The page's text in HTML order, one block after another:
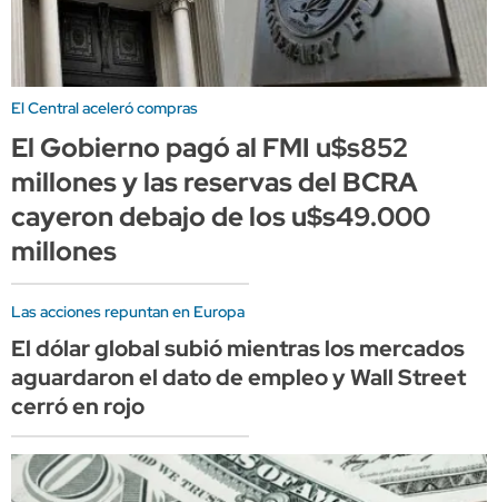
El Central aceleró compras
El Gobierno pagó al FMI u$s852
millones y las reservas del BCRA
cayeron debajo de los u$s49.000
millones
Las acciones repuntan en Europa
El dólar global subió mientras los mercados
aguardaron el dato de empleo y Wall Street
cerró en rojo